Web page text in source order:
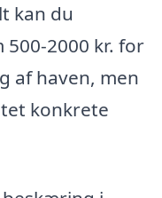
kan du
2000 kr. for
af haven, men
konkrete